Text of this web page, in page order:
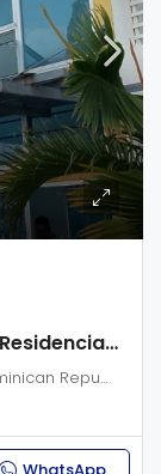
Apartamento 4to nivel en venta- Residencial Gabriel I
Santiago de los Caballeros, Santiago, Dominican Republic